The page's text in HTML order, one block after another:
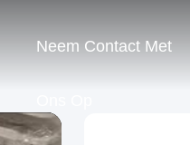
Neem Contact Met